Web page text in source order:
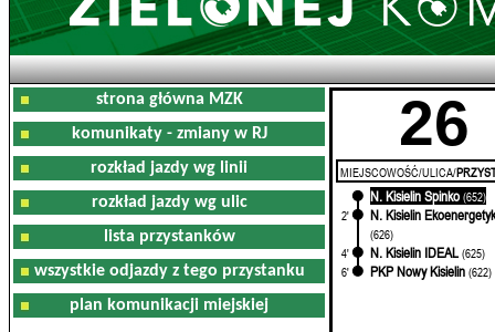
strona główna MZK
komunikaty - zmiany w RJ
rozkład jazdy wg linii
rozkład jazdy wg ulic
lista przystanków
wszystkie odjazdy z tego przystanku
plan komunikacji miejskiej
26
MIEJSCOWOŚĆ/ULICA/
N. Kisielin Spinko (652)
2'
N. Kisielin
(626)
4'
N. Kisielin IDEAL (625)
6'
PKP Nowy Kisielin (622)